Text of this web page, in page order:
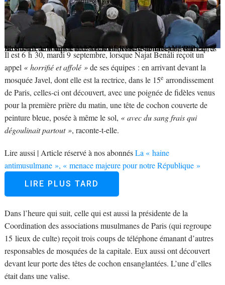
Le maire communiste de Montreuil (Seine-Saint-Denis), Patrice Bessac (2ᵉ à droite), s’adresse aux fidèles de la mosquée Islah après la découverte d’une tête de cochon laissée à l’entrée du bâtiment, à Montreuil, le 9 septembre 2025.BERTRAND GUAY/AFP
Il est 6 h 30, mardi 9 septembre, lorsque Najat Benali reçoit un
appel « horrifié et affolé »de ses équipes : en arrivant devant la
mosquée Javel, dont elle est la rectrice, dans le 15earrondissement
de Paris, celles-ci ont découvert, avec une poignée de fidèles venus
pour la première prière du matin, une tête de cochon couverte de
peinture bleue, posée à même le sol, « avec du sang frais qui
dégoulinait partout », raconte-t-elle.
Lire aussi | Article réservé à nos abonnésLa « haine
antimusulmane », « menace majeure pour notre République »
LIRE PLUS TARD
Dans l’heure qui suit, celle qui est aussi la présidente de la
Coordination des associations musulmanes de Paris (qui regroupe
15 lieux de culte) reçoit trois coups de téléphone émanant d’autres
responsables de mosquées de la capitale. Eux aussi ont découvert
devant leur porte des têtes de cochon ensanglantées. L’une d’elles
était dans une valise.